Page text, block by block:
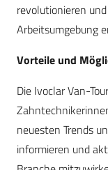
revolutionieren
Arbeitsumgebung
Vorteile und
Die Ivoclar Van-
neuesten Trends
informieren und